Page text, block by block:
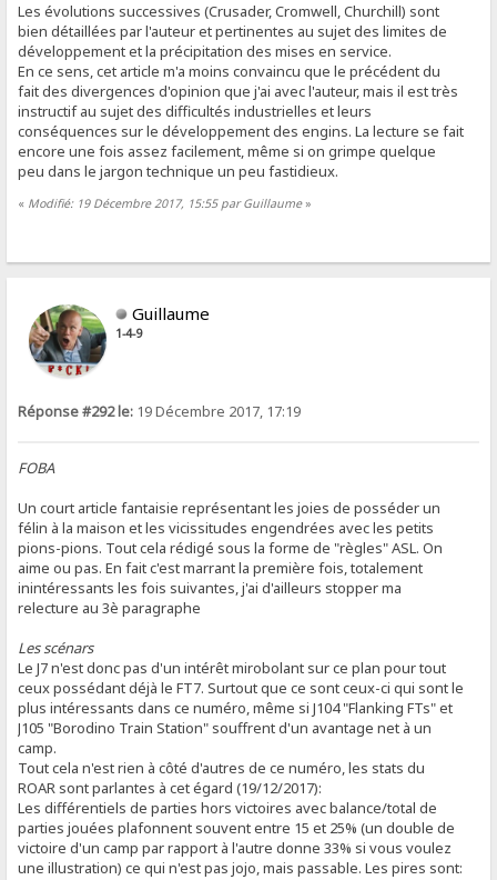
Les évolutions successives (Crusader, Cromwell, Churchill) sont
bien détaillées par l'auteur et pertinentes au sujet des limites de
développement et la précipitation des mises en service.
En ce sens, cet article m'a moins convaincu que le précédent du
fait des divergences d'opinion que j'ai avec l'auteur, mais il est très
instructif au sujet des difficultés industrielles et leurs
conséquences sur le développement des engins. La lecture se fait
encore une fois assez facilement, même si on grimpe quelque
peu dans le jargon technique un peu fastidieux.
« Modifié: 19 Décembre 2017, 15:55 par Guillaume»
Guillaume
1-4-9
Réponse #292 le: 19 Décembre 2017, 17:19
FOBA
Un court article fantaisie représentant les joies de posséder un
félin à la maison et les vicissitudes engendrées avec les petits
pions-pions. Tout cela rédigé sous la forme de "règles" ASL. On
aime ou pas. En fait c'est marrant la première fois, totalement
inintéressants les fois suivantes, j'ai d'ailleurs stopper ma
relecture au 3è paragraphe
Les scénars
Le J7 n'est donc pas d'un intérêt mirobolant sur ce plan pour tout
ceux possédant déjà le FT7. Surtout que ce sont ceux-ci qui sont le
plus intéressants dans ce numéro, même si J104 "Flanking FTs" et
J105 "Borodino Train Station" souffrent d'un avantage net à un
camp.
Tout cela n'est rien à côté d'autres de ce numéro, les stats du
ROAR sont parlantes à cet égard (19/12/2017):
Les différentiels de parties hors victoires avec balance/total de
parties jouées plafonnent souvent entre 15 et 25% (un double de
victoire d'un camp par rapport à l'autre donne 33% si vous voulez
une illustration) ce qui n'est pas jojo, mais passable. Les pires sont: